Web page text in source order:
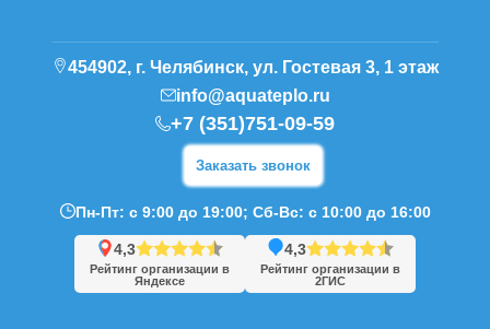
454902, г. Челябинск, ул. Гостевая 3, 1 этаж
info@aquateplo.ru
+7 (351)751-09-59
Заказать звонок
Пн-Пт: с 9:00 до 19:00; Сб-Вс: с 10:00 до 16:00
4,3
Рейтинг организации в
Яндексе
4,3
Рейтинг организации в
2ГИС